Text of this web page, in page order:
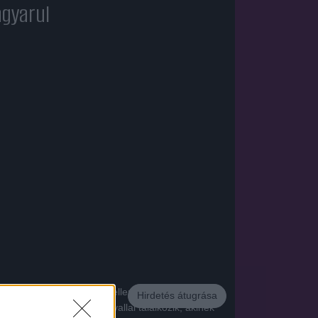
Hirdetés átugrása
Jane ennek a teljes ellentéte, kövér és
bejáratánál egy angyallal találkozik, akinek